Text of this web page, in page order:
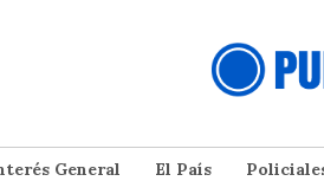
General El País